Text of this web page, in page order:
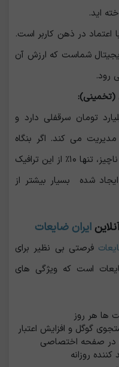
اید.
اعتماد در ذهن کاربر است.
شماست که ارزش آن
‌رود.
(تخمینی):
تومان سرقفلی دارد و
را مدیریت می ‌کند. اگر بنگاه
آنلاین شما بتواند با هزینه زیرساخت ناچیز، تنها ۱۰٪ از این ترافیک
شده بسیار بیشتر از
ایران ضایعات
فرصتی بی ‌نظیر برای
است که ویژگی های
‌ها هر روز
گوگل و افزایش اعتبار
در صفحه اختصاصی
روزانه